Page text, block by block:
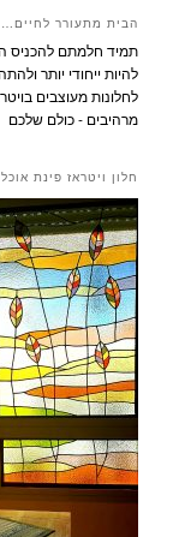
הבית מתעורר
תמיד חלמתם להכניס
להיות ייחודי יותר
לחלונות מעוצבים
מרהיבים - כולם שלכם
חלון ויטראז פינת אוכל